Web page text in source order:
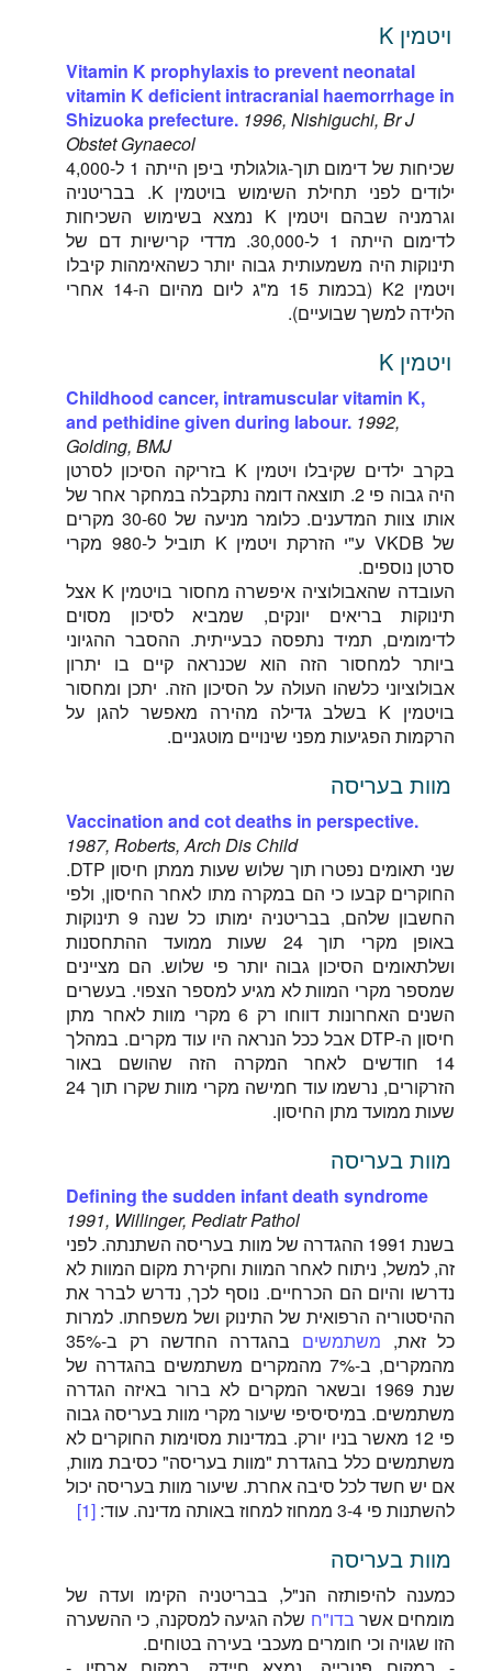
ויטמין K
Vitamin K prophylaxis to prevent neonatal
vitamin K deficient intracranial haemorrhage in
Shizuoka prefecture. 1996, Nishiguchi, Br J
Obstet Gynaecol
שכיחות של דימום תוך-גולגולתי ביפן הייתה 1 ל-4,000
ילודים לפני תחילת השימוש בויטמין K. בבריטניה
וגרמניה שבהם ויטמין K נמצא בשימוש השכיחות
לדימום הייתה 1 ל-30,000. מדדי קרישיות דם של
תינוקות היה משמעותית גבוה יותר כשהאימהות קיבלו
ויטמין K2 (בכמות 15 מ"ג ליום מהיום ה-14 אחרי
הלידה למשך שבועיים).
ויטמין K
Childhood cancer, intramuscular vitamin K,
and pethidine given during labour. 1992,
Golding, BMJ
בקרב ילדים שקיבלו ויטמין K בזריקה הסיכון לסרטן
היה גבוה פי 2. תוצאה דומה נתקבלה במחקר אחר של
אותו צוות המדענים. כלומר מניעה של 30-60 מקרים
של VKDB ע"י הזרקת ויטמין K תוביל ל-980 מקרי
סרטן נוספים.
העובדה שהאבולוציה איפשרה מחסור בויטמין K אצל
תינוקות בריאים יונקים, שמביא לסיכון מסוים
לדימומים, תמיד נתפסה כבעייתית. ההסבר ההגיוני
ביותר למחסור הזה הוא שכנראה קיים בו יתרון
אבולוציוני כלשהו העולה על הסיכון הזה. יתכן ומחסור
בויטמין K בשלב גדילה מהירה מאפשר להגן על
הרקמות הפגיעות מפני שינויים מוטגניים.
מוות בעריסה
Vaccination and cot deaths in perspective.
1987, Roberts, Arch Dis Child
שני תאומים נפטרו תוך שלוש שעות ממתן חיסון DTP.
החוקרים קבעו כי הם במקרה מתו לאחר החיסון, ולפי
החשבון שלהם, בבריטניה ימותו כל שנה 9 תינוקות
באופן מקרי תוך 24 שעות ממועד ההתחסנות
ושלתאומים הסיכון גבוה יותר פי שלוש. הם מציינים
שמספר מקרי המוות לא מגיע למספר הצפוי. בעשרים
השנים האחרונות דווחו רק 6 מקרי מוות לאחר מתן
חיסון ה-DTP אבל ככל הנראה היו עוד מקרים. במהלך
14 חודשים לאחר המקרה הזה שהושם באור
הזרקורים, נרשמו עוד חמישה מקרי מוות שקרו תוך 24
שעות ממועד מתן החיסון.
מוות בעריסה
Defining the sudden infant death syndrome
1991, Willinger, Pediatr Pathol
בשנת 1991 ההגדרה של מוות בעריסה השתנתה. לפני
זה, למשל, ניתוח לאחר המוות וחקירת מקום המוות לא
נדרשו והיום הם הכרחיים. נוסף לכך, נדרש לברר את
ההיסטוריה הרפואית של התינוק ושל משפחתו. למרות
כל זאת, משתמשים
בהגדרה החדשה רק ב-35%
מהמקרים, ב-7% מהמקרים משתמשים בהגדרה של
שנת 1969 ובשאר המקרים לא ברור באיזה הגדרה
משתמשים. במיסיסיפי שיעור מקרי מוות בעריסה גבוה
פי 12 מאשר בניו יורק. במדינות מסוימות החוקרים לא
משתמשים כלל בהגדרת "מוות בעריסה" כסיבת מוות,
אם יש חשד לכל סיבה אחרת. שיעור מוות בעריסה יכול
להשתנות פי 3-4 ממחוז למחוז באותה מדינה. עוד:
[1]
מוות בעריסה
כמענה להיפותזה הנ"ל, בבריטניה הקימו ועדה של
מומחים אשר בדו"ח שלה הגיעה למסקנה, כי ההשערה
הזו שגויה וכי חומרים מעכבי בעירה בטוחים.